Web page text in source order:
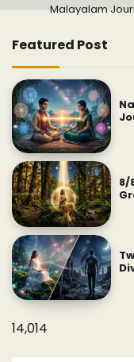
Malayalam
Featured Post
8/
14,014